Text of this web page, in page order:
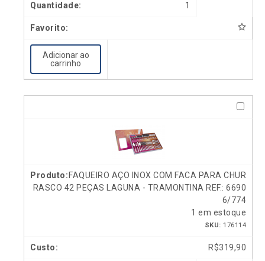
1
Adicionar ao
carrinho
FAQUEIRO AÇO INOX COM FACA PARA CHUR
RASCO 42 PEÇAS LAGUNA - TRAMONTINA REF.: 6690
6/774
1 em estoque
SKU: 176114
R$319,90